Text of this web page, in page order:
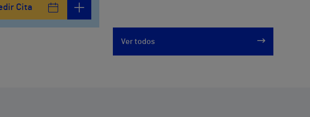
Cita
Ver todos